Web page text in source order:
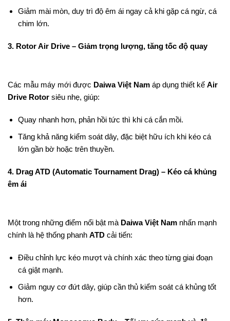
Giảm mài mòn, duy trì độ êm ái ngay cả khi gặp cá ngừ, cá
chim lớn.
3. Rotor Air Drive – Giảm trọng lượng, tăng tốc độ quay
Các mẫu máy mới được Daiwa Việt Nam áp dụng thiết kế Air
Drive Rotor siêu nhẹ, giúp:
Quay nhanh hơn, phản hồi tức thì khi cá cắn mồi.
Tăng khả năng kiểm soát dây, đặc biệt hữu ích khi kéo cá
lớn gần bờ hoặc trên thuyền.
4. Drag ATD (Automatic Tournament Drag) – Kéo cá khủng
êm ái
Một trong những điểm nổi bật mà Daiwa Việt Nam nhấn mạnh
chính là hệ thống phanh ATD cải tiến:
Điều chỉnh lực kéo mượt và chính xác theo từng giai đoạn
cá giật mạnh.
Giảm nguy cơ đứt dây, giúp cần thủ kiểm soát cá khủng tốt
hơn.